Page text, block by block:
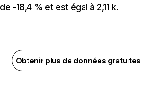
de -18,4 % et est égal à 2,11 k.
Obtenir plus de données